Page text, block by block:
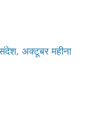
अक्टूबर महीना